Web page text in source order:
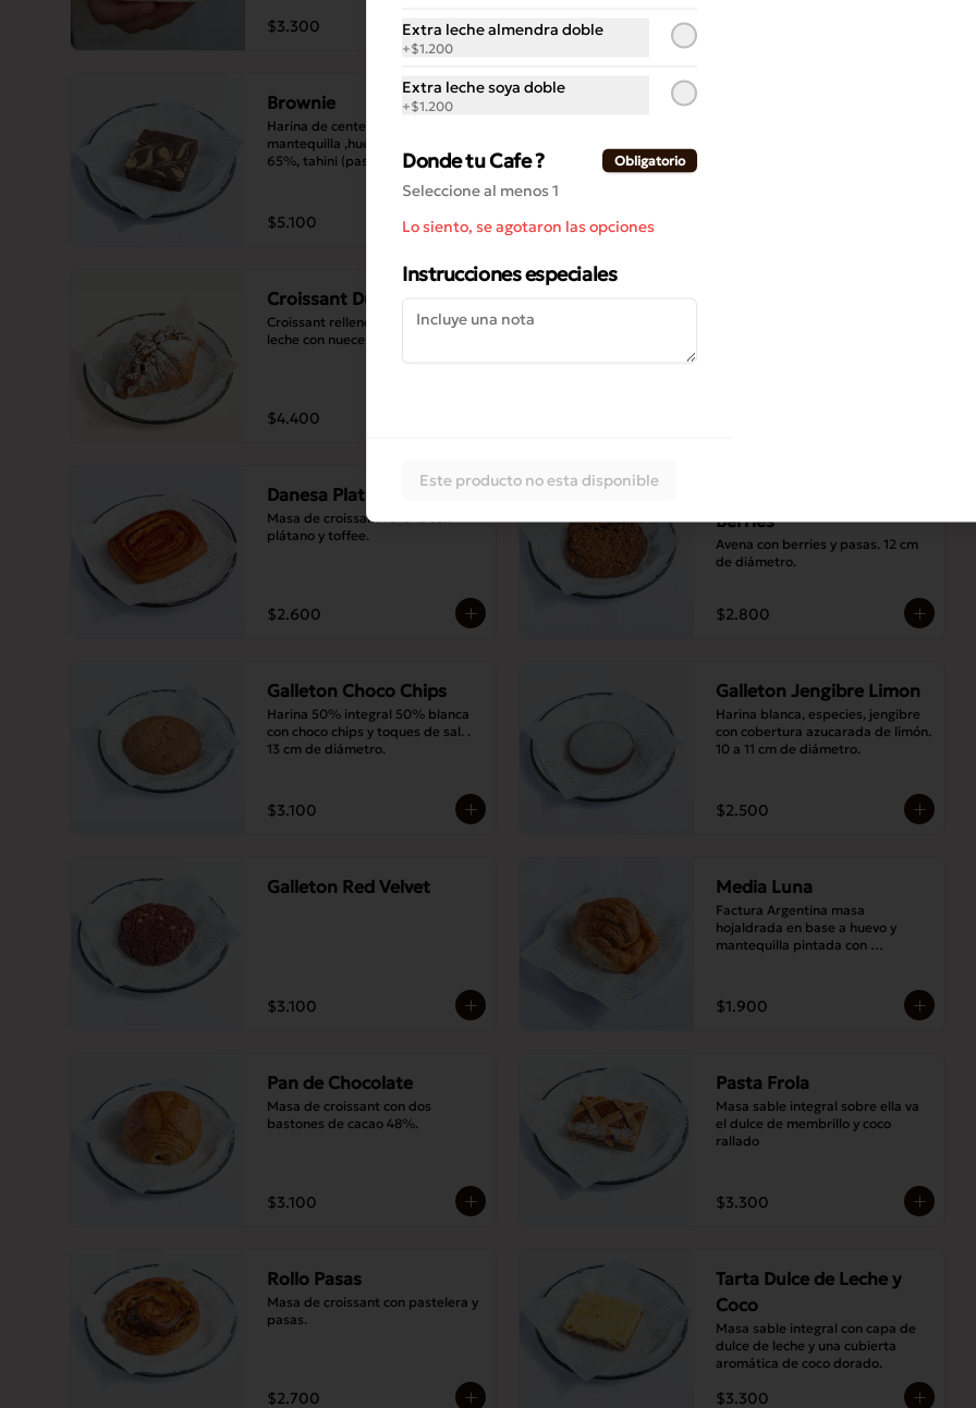
$3.300
Brownie
Harina de centeno, harina blanca,
mantequilla ,huevo, chocolate de
65%, tahini (pasta de sésamo).
$5.100
Croissant Dulce de Leche
Croissant relleno de dulce de
leche con nueces tostadas.
$4.400
Danesa Platano Toffee
Masa de croissant relleno con
plátano y toffee.
$2.600
Berries
Avena con berries y pasas. 12 cm
de diámetro.
$2.800
Galleton Choco Chips
Harina 50% integral 50% blanca
con choco chips y toques de sal. .
13 cm de diámetro.
$3.100
Galleton Jengibre Limon
Harina blanca, especies, jengibre
con cobertura azucarada de limón.
10 a 11 cm de diámetro.
$2.500
Galleton Red Velvet
$3.100
Media Luna
Factura Argentina masa
hojaldrada en base a huevo y
mantequilla pintada con
$1.900
Pan de Chocolate
Masa de croissant con dos
bastones de cacao 48%.
$3.100
Pasta Frola
Masa sable integral sobre ella va
el dulce de membrillo y coco
rallado
$3.300
Rollo Pasas
Masa de croissant con pastelera y
pasas.
$2.700
Tarta Dulce de Leche y
Coco
Masa sable integral con capa de
dulce de leche y una cubierta
aromática de coco dorado.
$3.300
Extra leche almendra doble
+$1.200
Extra leche soya doble
+$1.200
Donde tu Cafe ? Obligatorio
Seleccione al menos 1
Lo siento, se agotaron las opciones
Instrucciones especiales
Este producto no esta disponible